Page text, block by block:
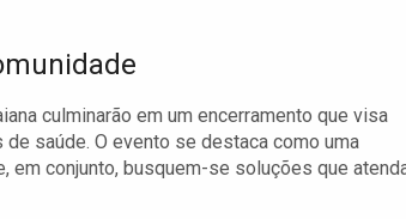
culminarão em um encerramento que visa
saúde. O evento se destaca como uma
em conjunto, busquem-se soluções que